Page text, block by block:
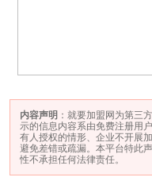
内容声明 ：就要加盟网为第三
示的信息内容系由免费注册用
有人授权的情形、企业不开展
避免差错或疏漏。本平台特此
性不承担任何法律责任。